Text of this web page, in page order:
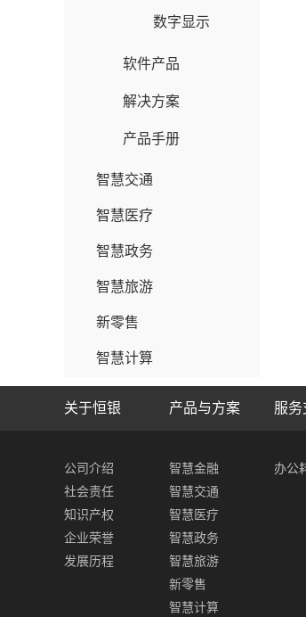
数字显示
软件产品
解决方案
产品手册
智慧交通
智慧医疗
智慧政务
智慧旅游
新零售
智慧计算
关于恒银 产品与方案 服务
公司介绍
社会责任
知识产权
企业荣誉
发展历程
智慧金融
智慧交通
智慧医疗
智慧政务
智慧旅游
新零售
智慧计算
办公